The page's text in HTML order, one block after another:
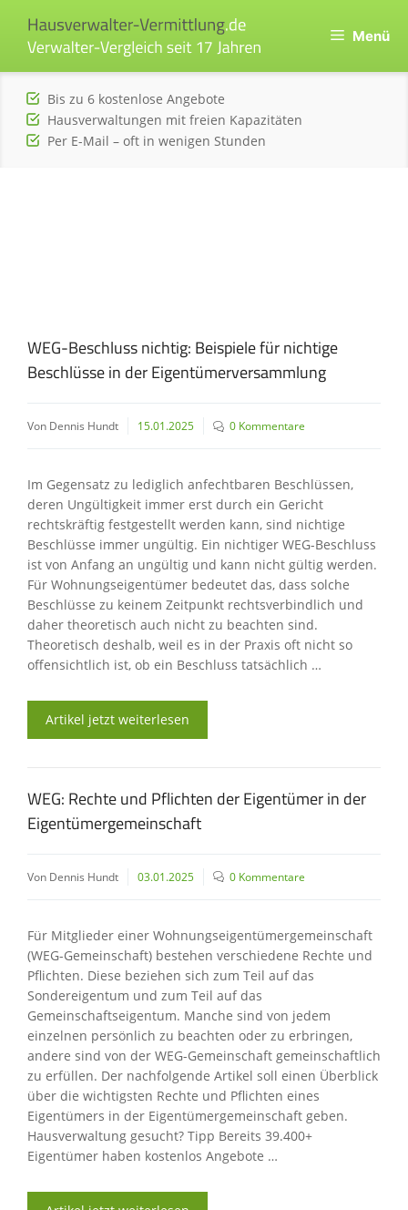
Inhalt
springen
Menü
Bis zu 6 kostenlose Angebote
Hausverwaltungen mit freien Kapazitäten
Per E-Mail – oft in wenigen Stunden
WEG-Beschluss nichtig: Beispiele für nichtige
Beschlüsse in der Eigentümerversammlung
Von Dennis Hundt 15.01.2025 0 Kommentare
Im Gegensatz zu lediglich anfechtbaren Beschlüssen,
deren Ungültigkeit immer erst durch ein Gericht
rechtskräftig festgestellt werden kann, sind nichtige
Beschlüsse immer ungültig. Ein nichtiger WEG-Beschluss
ist von Anfang an ungültig und kann nicht gültig werden.
Für Wohnungseigentümer bedeutet das, dass solche
Beschlüsse zu keinem Zeitpunkt rechtsverbindlich und
daher theoretisch auch nicht zu beachten sind.
Theoretisch deshalb, weil es in der Praxis oft nicht so
offensichtlich ist, ob ein Beschluss tatsächlich …
Artikel jetzt weiterlesen
WEG: Rechte und Pflichten der Eigentümer in der
Eigentümergemeinschaft
Von Dennis Hundt 03.01.2025 0 Kommentare
Für Mitglieder einer Wohnungseigentümergemeinschaft
(WEG-Gemeinschaft) bestehen verschiedene Rechte und
Pflichten. Diese beziehen sich zum Teil auf das
Sondereigentum und zum Teil auf das
Gemeinschaftseigentum. Manche sind von jedem
einzelnen persönlich zu beachten oder zu erbringen,
andere sind von der WEG-Gemeinschaft gemeinschaftlich
zu erfüllen. Der nachfolgende Artikel soll einen Überblick
über die wichtigsten Rechte und Pflichten eines
Eigentümers in der Eigentümergemeinschaft geben.
Hausverwaltung gesucht? Tipp Bereits 39.400+
Eigentümer haben kostenlos Angebote …